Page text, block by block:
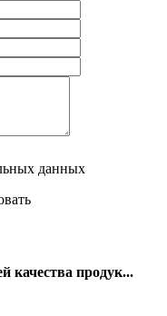
данных
качества продук...